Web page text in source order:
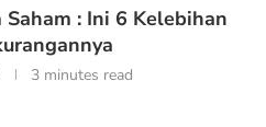
: Ini 6 Kelebihan
3 minutes read